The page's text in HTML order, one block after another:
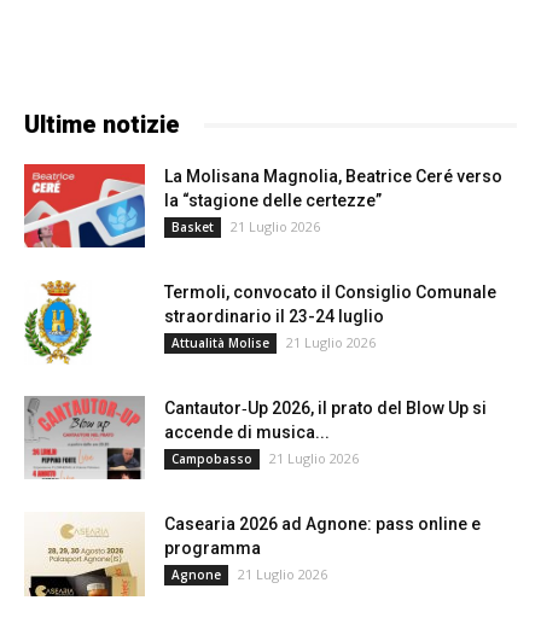
Ultime notizie
La Molisana Magnolia, Beatrice Ceré verso
la “stagione delle certezze”
Basket 21 Luglio 2026
Termoli, convocato il Consiglio Comunale
straordinario il 23-24 luglio
Attualità Molise 21 Luglio 2026
Cantautor‑Up 2026, il prato del Blow Up si
accende di musica...
Campobasso 21 Luglio 2026
Casearia 2026 ad Agnone: pass online e
programma
Agnone 21 Luglio 2026